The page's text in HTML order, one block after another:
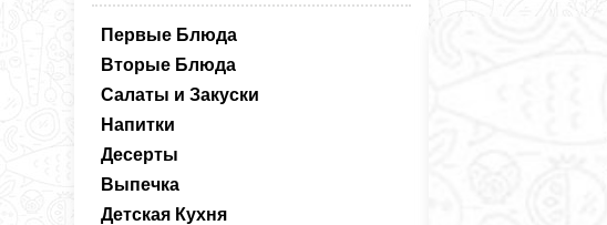
Первые Блюда
Вторые Блюда
Салаты и Закуски
Напитки
Десерты
Выпечка
Детская Кухня